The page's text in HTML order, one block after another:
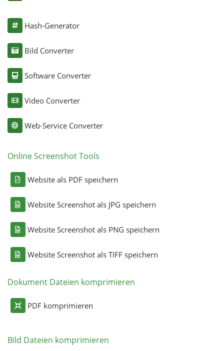
Hash-Generator
Bild Converter
Software Converter
Video Converter
Web-Service Converter
Online Screenshot Tools
Website als PDF speichern
Website Screenshot als JPG speichern
Website Screenshot als PNG speichern
Website Screenshot als TIFF speichern
Dokument Dateien komprimieren
PDF komprimieren
Bild Dateien komprimieren